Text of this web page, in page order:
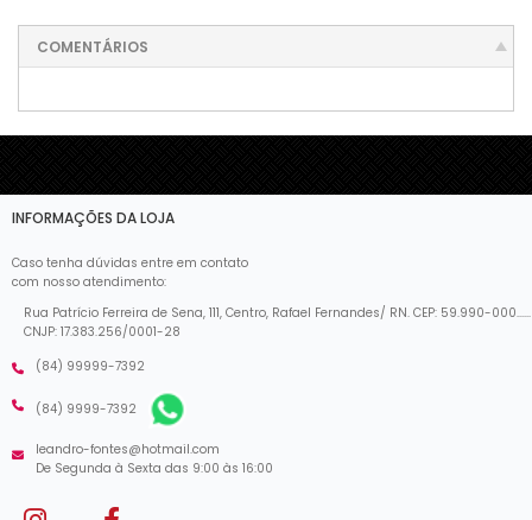
COMENTÁRIOS
INFORMAÇÕES DA LOJA
Caso tenha dúvidas entre em contato
com nosso atendimento:
Rua Patrício Ferreira de Sena, 111, Centro, Rafael Fernandes/ RN. CEP: 59.990-000......
CNJP: 17.383.256/0001-28
(84) 99999-7392
(84) 9999-7392
leandro-fontes@hotmail.com
De Segunda à Sexta das 9:00 às 16:00